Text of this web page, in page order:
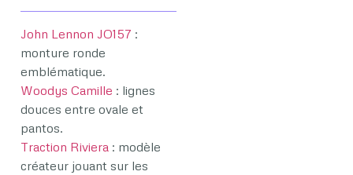
John Lennon JO157 :
monture ronde
emblématique.
Woodys Camille : lignes
douces entre ovale et
pantos.
Traction Riviera : modèle
créateur jouant sur les